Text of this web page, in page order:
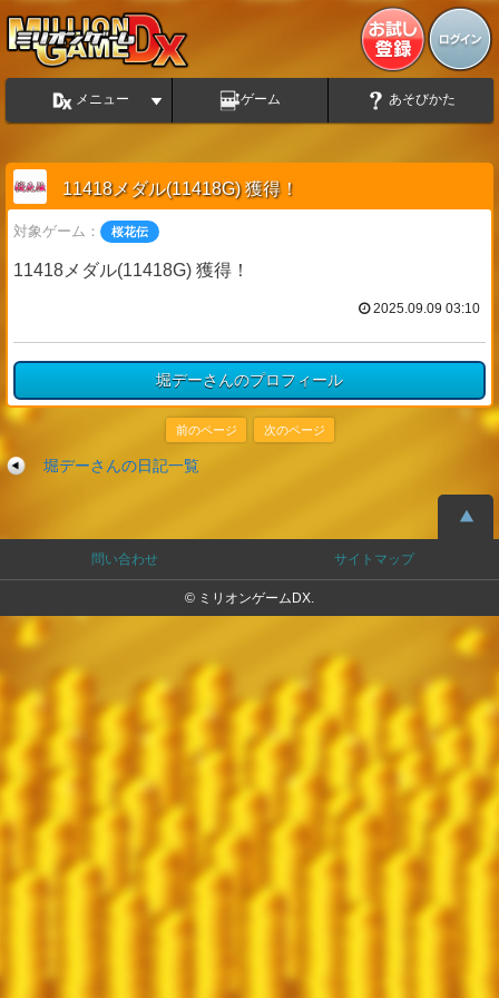
メニュー ゲーム あそびかた
11418メダル(11418G) 獲得！
対象ゲーム： 桜花伝
11418メダル(11418G) 獲得！
2025.09.09 03:10
堀デーさんのプロフィール
前のページ 次のページ
堀デーさんの日記一覧
問い合わせ サイトマップ
© ミリオンゲームDX.